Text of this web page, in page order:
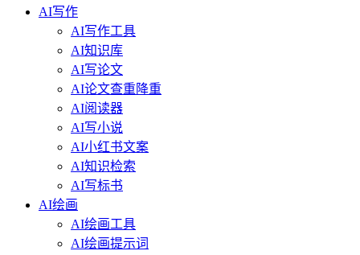
AI写作
AI写作工具
AI知识库
AI写论文
AI论文查重降重
AI阅读器
AI写小说
AI小红书文案
AI知识检索
AI写标书
AI绘画
AI绘画工具
AI绘画提示词